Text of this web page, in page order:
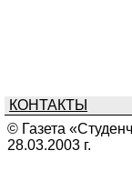
КОНТАКТЫ
© Газета
28.03.2003 г.